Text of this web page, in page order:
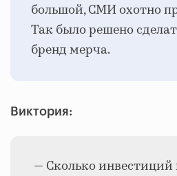
большой, СМИ охотно
Так было решено
бренд мерча.
Виктория:
— Сколько